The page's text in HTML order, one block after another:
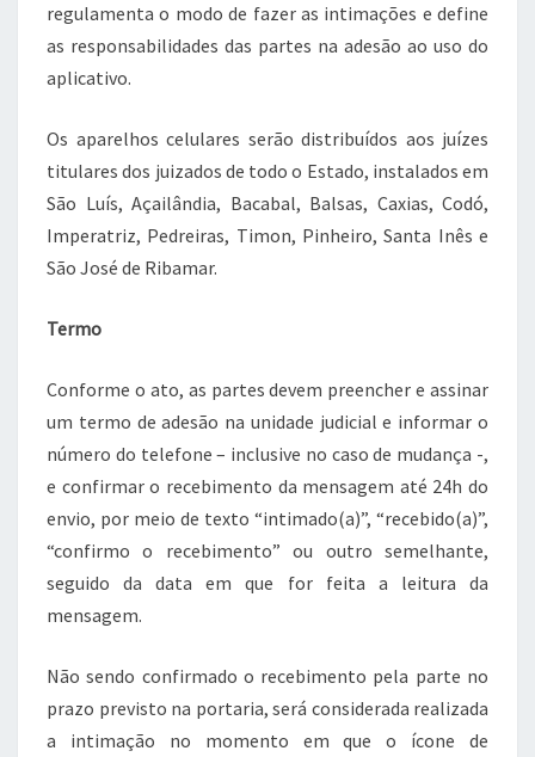
regulamenta o modo de fazer as intimações e define
as responsabilidades das partes na adesão ao uso do
aplicativo.
Os aparelhos celulares serão distribuídos aos juízes
titulares dos juizados de todo o Estado, instalados em
São Luís, Açailândia, Bacabal, Balsas, Caxias, Codó,
Imperatriz, Pedreiras, Timon, Pinheiro, Santa Inês e
São José de Ribamar.
Termo
Conforme o ato, as partes devem preencher e assinar
um termo de adesão na unidade judicial e informar o
número do telefone – inclusive no caso de mudança -,
e confirmar o recebimento da mensagem até 24h do
envio, por meio de texto “intimado(a)”, “recebido(a)”,
“confirmo o recebimento” ou outro semelhante,
seguido da data em que for feita a leitura da
mensagem.
Não sendo confirmado o recebimento pela parte no
prazo previsto na portaria, será considerada realizada
a intimação no momento em que o ícone de